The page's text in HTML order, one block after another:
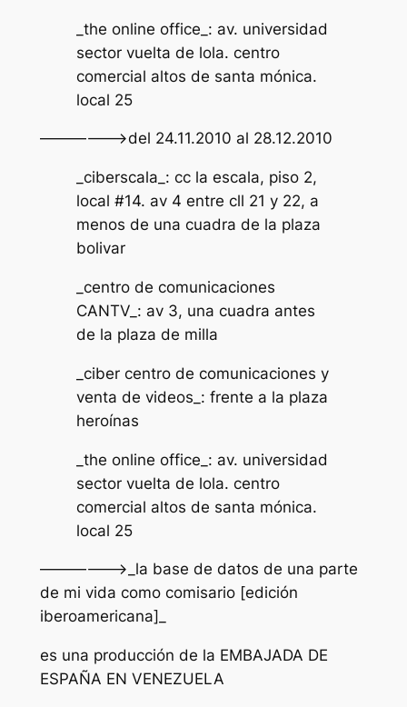
_the online office_: av. universidad
sector vuelta de lola. centro
comercial altos de santa mónica.
local 25
——————>del 24.11.2010 al 28.12.2010
_ciberscala_: cc la escala, piso 2,
local #14. av 4 entre cll 21 y 22, a
menos de una cuadra de la plaza
bolivar
_centro de comunicaciones
CANTV_: av 3, una cuadra antes
de la plaza de milla
_ciber centro de comunicaciones y
venta de videos_: frente a la plaza
heroínas
_the online office_: av. universidad
sector vuelta de lola. centro
comercial altos de santa mónica.
local 25
——————>_la base de datos de una parte
de mi vida como comisario [edición
iberoamericana]_
es una producción de la EMBAJADA DE
ESPAÑA EN VENEZUELA